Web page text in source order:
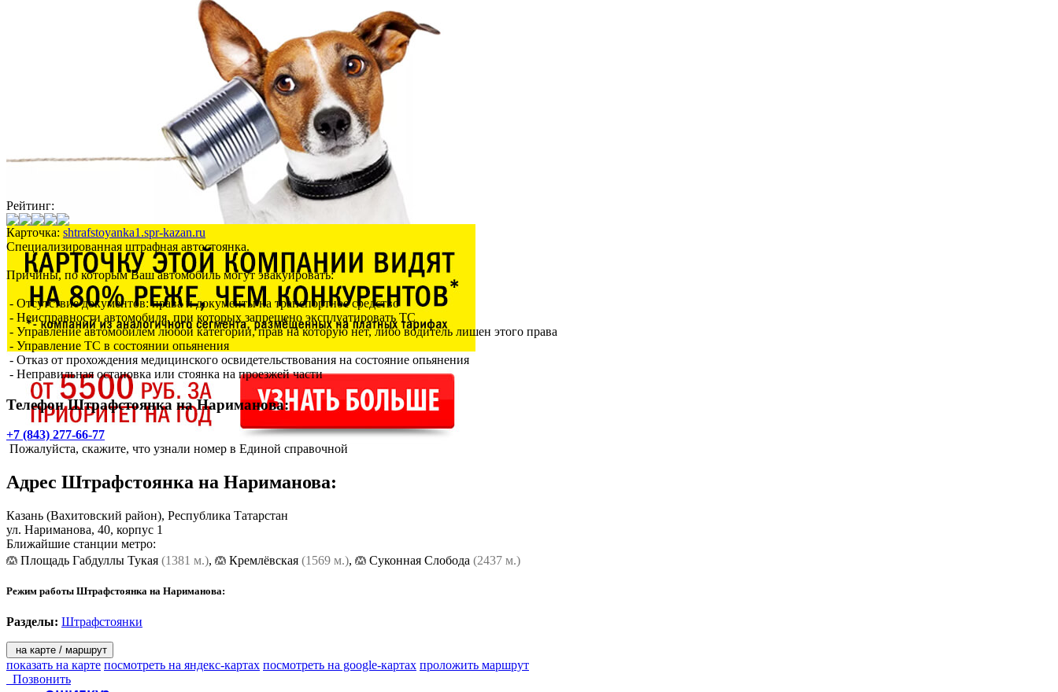
Рейтинг:
Карточка: shtrafstoyanka1.spr-kazan.ru
Специализированная штрафная автостоянка.
Причины, по которым Ваш автомобиль могут эвакуировать:
- Отсутствие документов: права и документы на транспортное средство
- Неисправности автомобиля, при которых запрещено эксплуатировать ТС
- Управление автомобилем любой категории, прав на которую нет, либо водитель лишен этого права
- Управление ТС в состоянии опьянения
- Отказ от прохождения медицинского освидетельствования на состояние опьянения
- Неправильная остановка или стоянка на проезжей части
Телефон Штрафстоянка на Нариманова:
+7 (843) 277-66-77
Пожалуйста, скажите, что узнали номер в Единой справочной
Адрес Штрафстоянка на Нариманова:
Казань (Вахитовский район), Республика Татарстан
ул. Нариманова, 40, корпус 1
Ближайшие станции метро:
Площадь Габдуллы Тукая (1381 м.), Кремлёвская (1569 м.), Суконная Слобода (2437 м.)
Режим работы Штрафстоянка на Нариманова:
Разделы: Штрафстоянки
на карте / маршрут
показать на карте посмотреть на яндекс-картах посмотреть на google-картах проложить маршрут
Позвонить